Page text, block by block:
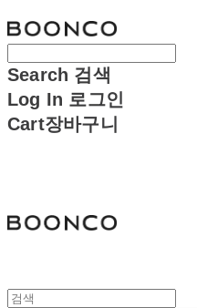
Search 검색
Log In 로그인
Cart장바구니